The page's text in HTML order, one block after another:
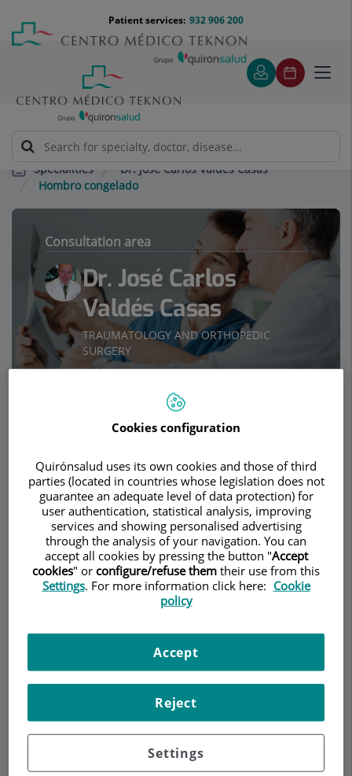
content
Menú
teléfono
cabecera
932 906 200
Patient services:
Specialities
Dr. José Carlos Valdés Casas
Hombro congelado
Consultation area
Dr. José Carlos
Valdés Casas
TRAUMATOLOGY AND ORTHOPEDIC
SURGERY
Description Services Contact Opening hours
Make an appointment
Hombro congelado
El hombro congelado es una enfermedad que
provoca unadisminución progresiva del
del hombro por inflamación y
glenohumeral. La causa de esta enfermedad es
desconocida y es más frecuente en el sexo
femenino y en pacientes diabéticos. Se conoce
capsulitis retráctil
Cookies configuration
Quirónsalud uses its own cookies and those of third
parties (located in countries whose legislation does not
guarantee an adequate level of data protection) for
user authentication, statistical analysis, improving
services and showing personalised advertising
through the analysis of your navigation. You can
accept all cookies by pressing the button "Accept
cookies" or configure/refuse them their use from this
Settings. For more information click here: Cookie
policy
Settings
Reject
Accept